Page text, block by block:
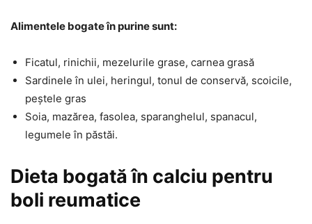
Alimentele bogate în purine sunt:
Ficatul, rinichii, mezelurile grase, carnea grasă
Sardinele în ulei, heringul, tonul de conservă, scoicile,
peștele gras
Soia, mazărea, fasolea, sparanghelul, spanacul,
legumele în păstăi.
Dieta bogată în calciu pentru
boli reumatice